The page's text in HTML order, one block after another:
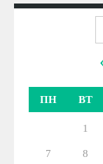
ПН ВТ
1
7 8